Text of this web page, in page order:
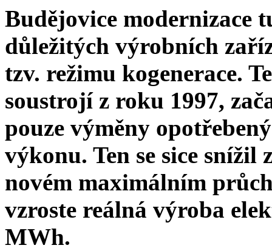
Budějovice modernizace
důležitých výrobních
tzv. režimu kogenerace.
soustrojí z roku 1997,
pouze výměny
výkonu. Ten se sice snížil
novém maximálním
vzroste reálná výroba
MWh.